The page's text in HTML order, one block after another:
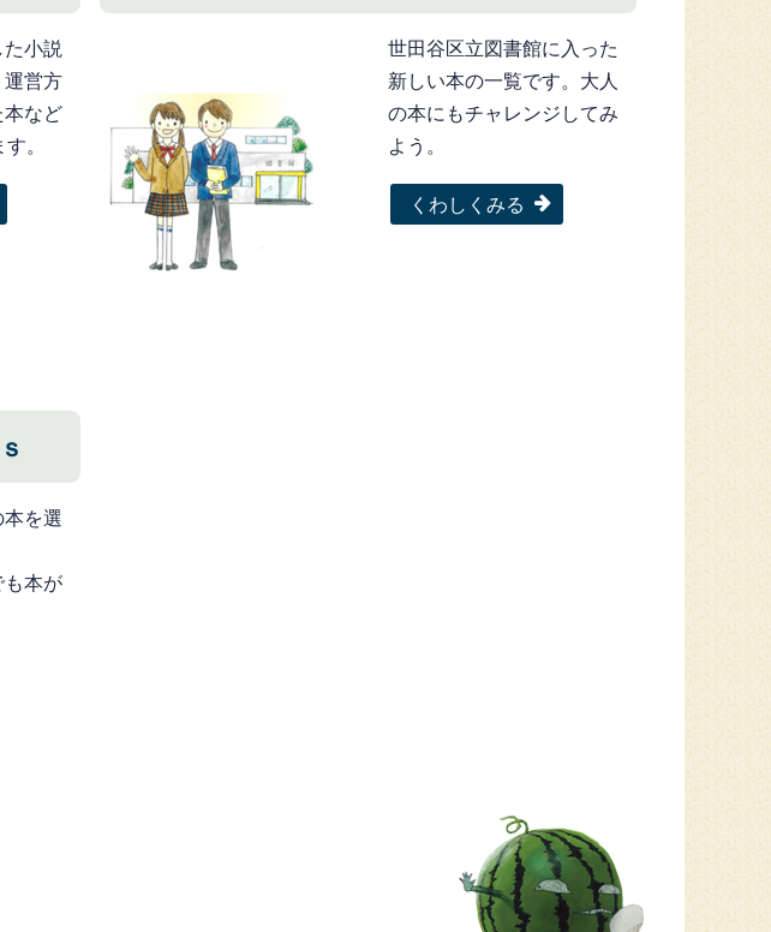
小説
運営方
本など
。
を選
も本が
世田谷区立図書館に入った
新しい本の一覧です。大人
の本にもチャレンジしてみ
よう。
くわしくみる